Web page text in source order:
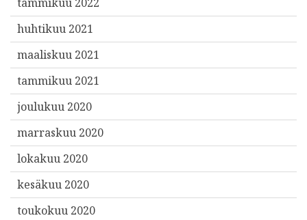
huhtikuu 2021
maaliskuu 2021
tammikuu 2021
joulukuu 2020
marraskuu 2020
lokakuu 2020
kesäkuu 2020
toukokuu 2020